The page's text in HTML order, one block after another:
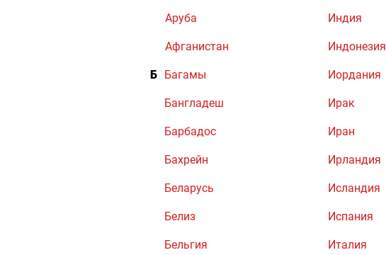
Аруба
Афганистан
Б Багамы
Бангладеш
Барбадос
Бахрейн
Беларусь
Белиз
Бельгия
Индия
Индонезия
Иордания
Ирак
Иран
Ирландия
Исландия
Испания
Италия